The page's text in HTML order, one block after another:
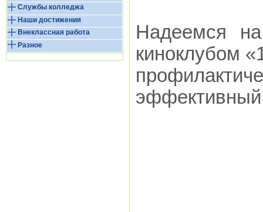
Службы колледжа
Наши достижения
Внеклассная работа
Разное
Надеемся
киноклубом
эффективный